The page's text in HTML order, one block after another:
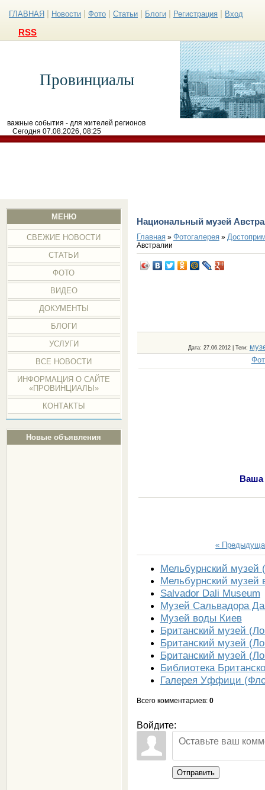
ГЛАВНАЯ Новости Фото Статьи Блоги Регистрация Вход
RSS
Провинциалы
важные события - для жителей регионов
Сегодня 07.08.2026, 08:25
МЕНЮ
СВЕЖИЕ НОВОСТИ
СТАТЬИ
ФОТО
ВИДЕО
ДОКУМЕНТЫ
БЛОГИ
УСЛУГИ
ВСЕ НОВОСТИ
ИНФОРМАЦИЯ О САЙТЕ
«ПРОВИНЦИАЛЫ»
КОНТАКТЫ
Новые объявления
Национальный музей
Главная» Фотогалерея»
Австралии
Дата: 27.06.2012 | Теги:
Ваша
«
Мельбурнский музей
Мельбурнский музей
Salvador Dali Museum
Музей Сальвадора
Музей воды Киев
Британский музей
Британский музей
Британский музей
Библиотека
Галерея Уффици
Всего комментариев: 0
Войдите:
Отправить